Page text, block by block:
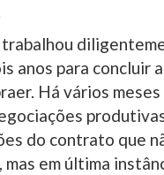
trabalhou
anos para concluir
Há vários
do contrato que
em última